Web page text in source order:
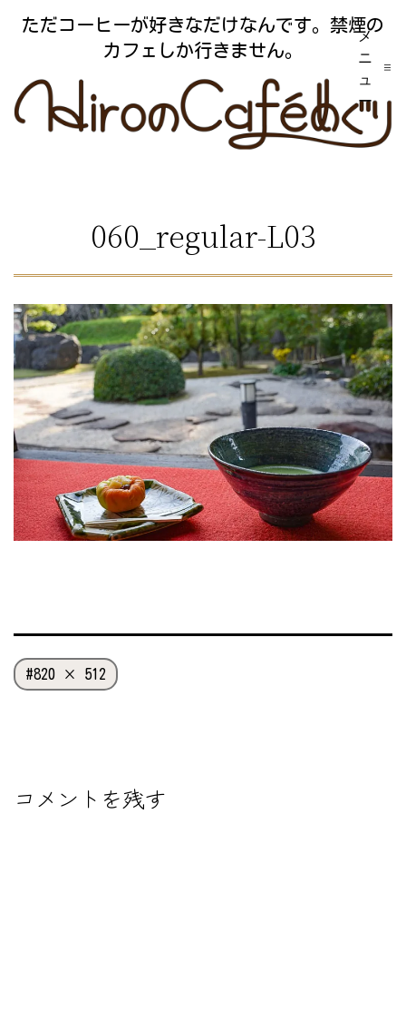
ン
ただコーヒーが好きなだけなんです。禁煙の
カフェしか行きません。
メ
ニ
ュ
ー
060_regular-L03
フ
ル
820 × 512
コメントを残す